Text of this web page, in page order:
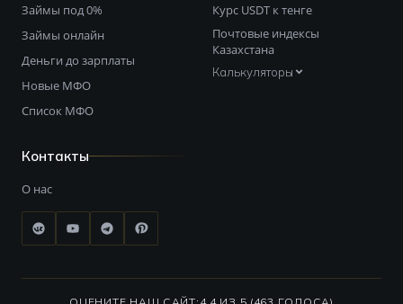
Займы под 0%
Займы онлайн
Деньги до зарплаты
Новые МФО
Список МФО
Курс USDT к тенге
Почтовые индексы
Казахстана
Калькуляторы
Контакты
О нас